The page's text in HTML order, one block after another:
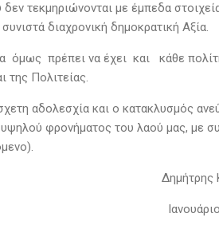
τεκμηριώνονται με έμπεδα
διαχρονική δημοκρατική Αξία.
όμως πρέπει να έχει και κάθε
της Πολιτείας.
αδολεσχία και ο κατακλυσμός
υψηλού φρονήματος του λαού μας, με
Κ.